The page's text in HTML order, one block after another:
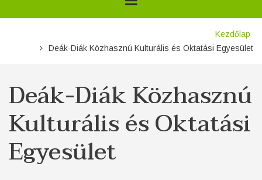
Morzsa
Kezdőlap
Deák-Diák Közhasznú Kulturális és Oktatási Egyesület
Deák-Diák Közhasznú
Kulturális és Oktatási
Egyesület